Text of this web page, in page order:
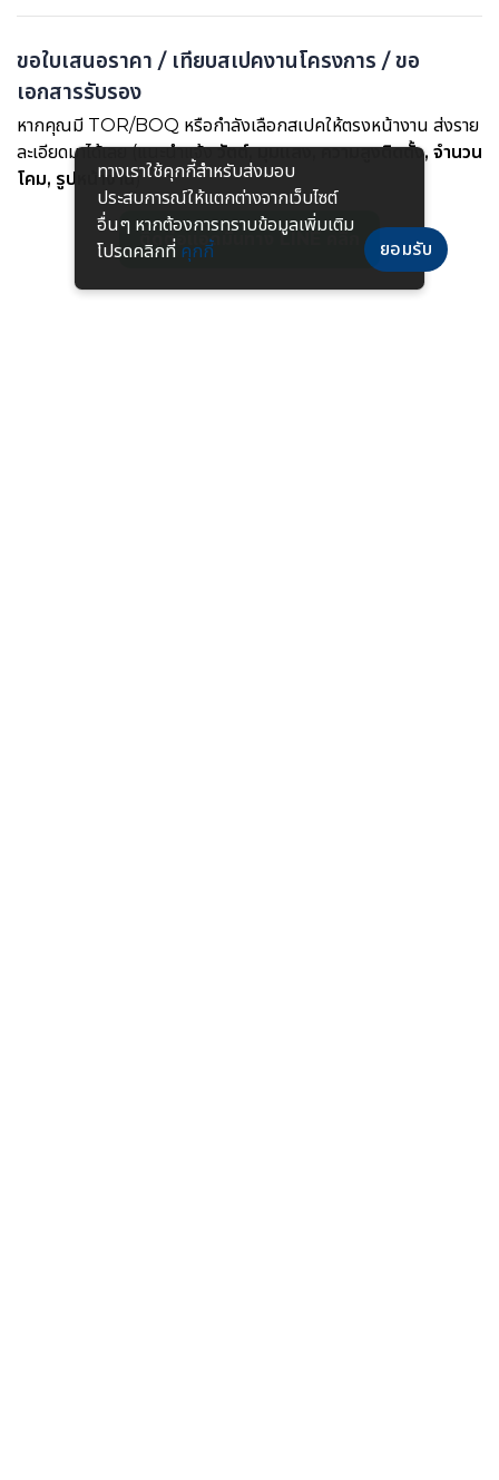
ขอใบเสนอราคา / เทียบสเปคงานโครงการ / ขอ
เอกสารรับรอง
หากคุณมี TOR/BOQ หรือกำลังเลือกสเปคให้ตรงหน้างาน ส่งราย
ละเอียดมาได้เลย (แนะนำแจ้งวัตต์, มุมแสง, ความสูงติดตั้ง, จำนวน
โคม, รูปหน้างาน)
ติดต่อแอดมินทาง LINE คลิก
ทางเราใช้คุกกี้สําหรับส่งมอบ
ประสบการณ์ให้แตกต่างจากเว็บไซต์
อื่นๆ หากต้องการทราบข้อมูลเพิ่มเติม
โปรดคลิกที่ คุกกี้ ยอมรับ